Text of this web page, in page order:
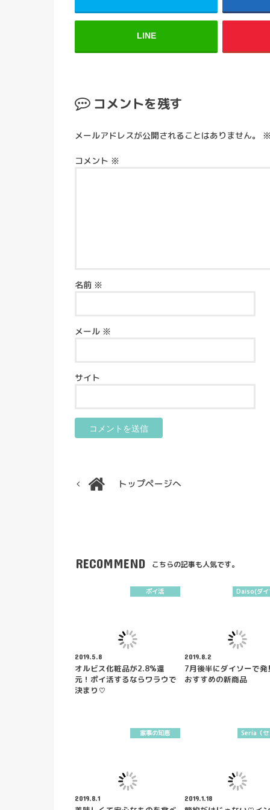
LINE
コメントを残す
メールアドレスが公開されることはありません。
コメント ※
名前 ※
メール ※
サイト
トップページへ
RECOMMEND こちらの記事も人気です。
ポイ活
2019.5.8
オルビス化粧品が2.8%還
元！ポイ活するならワラウで
決まり♡
Daiso(ダイ
2019.8.2
7月後半にダイソーで発
おすすめの新商品
家事の知恵
2019.8.1
Seria（セ
2019.1.18